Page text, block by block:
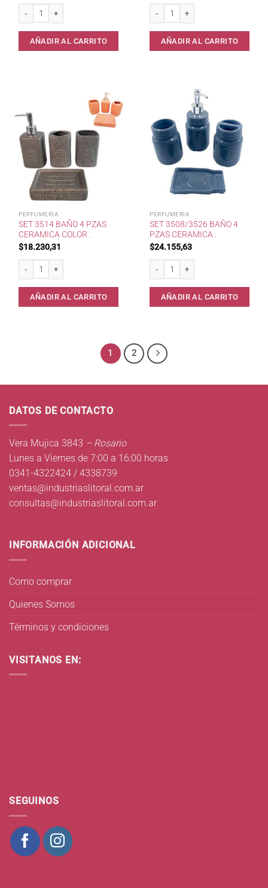
Set Baño 2030 Cortina+Ganchos+Alfombra+Canast. cantidad
AÑADIR AL CARRITO
Set DA242 Baño x 4 Piezas
AÑADIR AL CARRITO
PERFUMERIA
SET 3514 BAÑO 4 PZAS
CERAMICA COLOR .
$18.230,31
Set 3514 Baño 4 Pzas Ceramica Color . cantidad
AÑADIR AL CARRITO
PERFUMERIA
SET 3508/3526 BAÑO 4
PZAS CERAMICA .
$24.155,63
Set 3508/3526 Baño 4 Pzas
AÑADIR AL CARRITO
1 2
DATOS DE CONTACTO
Vera Mujica 3843 – Rosario
Lunes a Viernes de 7:00 a 16:00 horas
0341-4322424 / 4338739
ventas@industriaslitoral.com.ar
consultas@industriaslitoral.com.ar
INFORMACIÓN ADICIONAL
Como comprar
Quienes Somos
Términos y condiciones
VISITANOS EN:
SEGUINOS